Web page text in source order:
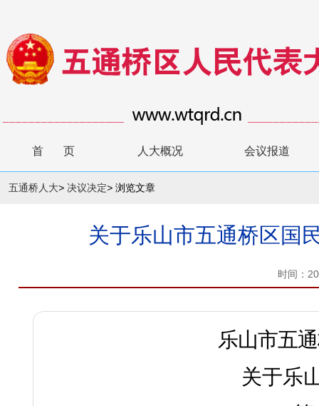
首 页 人大概况 会议报道
五通桥人大> 决议决定> 浏览文章
关于乐山市五通桥区国
时间：
乐山市五
关于乐